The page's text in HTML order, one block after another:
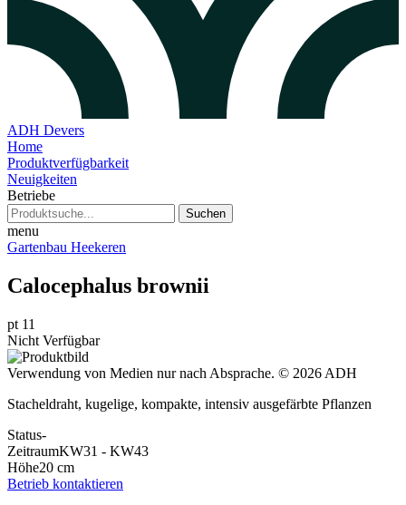
ADH Devers
Home
Produktverfügbarkeit
Neuigkeiten
Betriebe
Suchen
menu
Gartenbau Heekeren
Calocephalus brownii
pt 11
Nicht Verfügbar
Verwendung von Medien nur nach Absprache. © 2026 ADH
Stacheldraht, kugelige, kompakte, intensiv ausgefärbte Pflanzen
Status-
ZeitraumKW31 - KW43
Höhe20 cm
Betrieb kontaktieren